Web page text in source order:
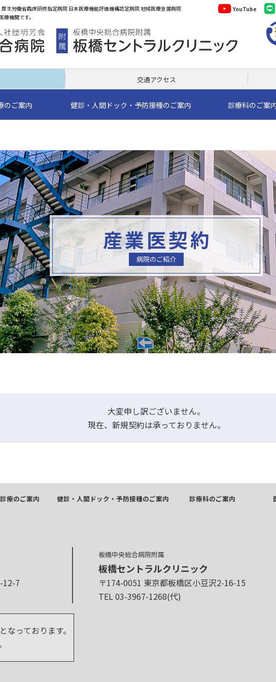
YouTube
のご案内 健診・人間ドック・予防接種のご案内 診療科のご案
交通アクセス
病院のご紹介
産業医契約
大変申し訳ございません。
現在、新規契約は承っておりません。
療のご案内 健診・人間ドック・予防接種のご案内 診療科のご案内
12-7
板橋中央総合病院附属
板橋セントラルクリニック
〒174-0051 東京都板橋区小豆沢2-16-15
TEL 03-3967-1268(代)
なっております。